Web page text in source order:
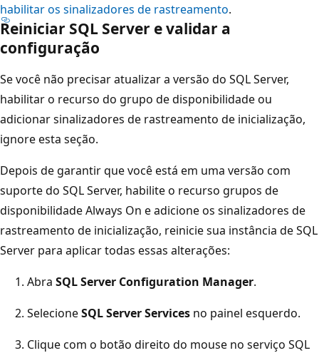
habilitar os sinalizadores de rastreamento.
Reiniciar SQL Server e validar a
configuração
Se você não precisar atualizar a versão do SQL Server,
habilitar o recurso do grupo de disponibilidade ou
adicionar sinalizadores de rastreamento de inicialização,
ignore esta seção.
Depois de garantir que você está em uma versão com
suporte do SQL Server, habilite o recurso grupos de
disponibilidade Always On e adicione os sinalizadores de
rastreamento de inicialização, reinicie sua instância de SQL
Server para aplicar todas essas alterações:
Abra SQL Server Configuration Manager.
SelecioneSQL Server Services no painel esquerdo.
Clique com o botão direito do mouse no serviço SQL